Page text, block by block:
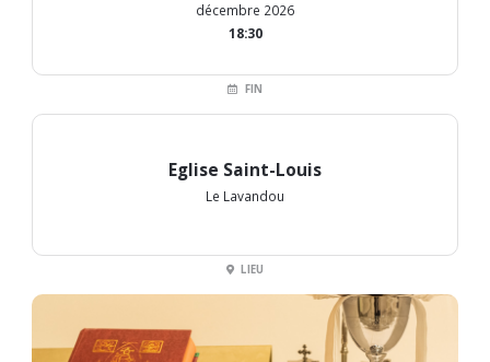
décembre 2026
18:30
FIN
Eglise Saint-Louis
Le Lavandou
LIEU